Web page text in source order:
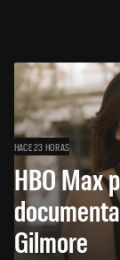
HACE 23 HORAS
HBO Max
Gilmore